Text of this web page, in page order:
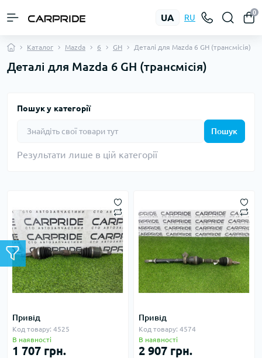
UA RU
0
Каталог Mazda 6 GH Деталі для Mazda 6 GH (трансмісія)
Деталі для Mazda 6 GH (трансмісія)
Пошук у категорії
Пошук
Результати лише в цій категорії
Привід
Код товару: 4525
В наявності
1 707 грн.
Привід
Код товару: 4574
В наявності
2 907 грн.